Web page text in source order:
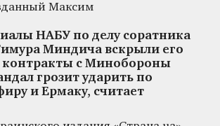
Максим
НАБУ по делу соратника
Миндича вскрыли его
с Минобороны
грозит ударить по
и Ермаку, считает